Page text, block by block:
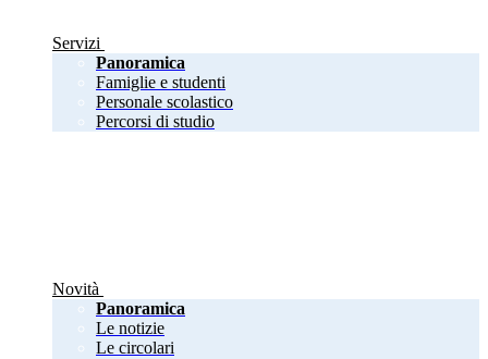
Servizi
Panoramica
Famiglie e studenti
Personale scolastico
Percorsi di studio
Novità
Panoramica
Le notizie
Le circolari